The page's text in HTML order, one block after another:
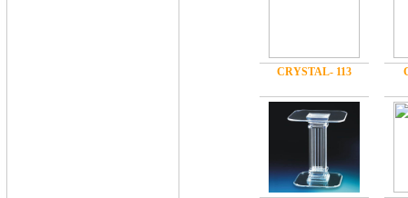
CRYSTAL- 113